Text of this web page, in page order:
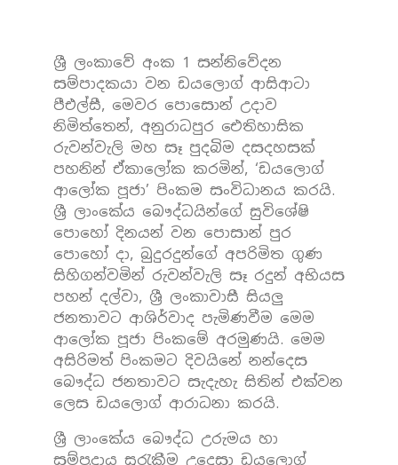
ශ්‍රී ලංකාවේ අංක 1 සන්නිවේදන
සම්පාදකයා වන ඩයලොග් ආසිආටා
පීඑල්සී, මෙවර පොසොන් උදාව
නිමිත්තෙන්, අනුරාධපුර ඓතිහාසික
රුවන්වැලි මහ සෑ පුදබිම දසදහසක්
පහනින් ඒකාලෝක කරමින්, ‘ඩයලොග්
ආලෝක පූජා’ පිංකම සංවිධානය කරයි.
ශ්‍රී ලාංකේය බෞද්ධයින්ගේ සුවිශේෂි
පොහෝ දිනයන් වන පොසාන් පුර
පොහෝ දා, බුදුරදුන්ගේ අපරිමිත ගුණ
සිහිගන්වමින් රුවන්වැලි සෑ රදුන් අභියස
පහන් දල්වා, ශ්‍රී ලංකාවාසී සියලු
ජනතාවට ආශිර්වාද පැමිණවීම මෙම
ආලෝක පූජා පිංකමේ අරමුණයි. මෙම
අසිරිමත් පිංකමට දිවයිනේ නන්දෙස
බෞද්ධ ජනතාවට සැදැහැ සිතින් එක්වන
ලෙස ඩයලොග් ආරාධනා කරයි.
ශ්‍රී ලාංකේය බෞද්ධ උරුමය හා
සම්ප්‍රදාය සුරැකීම උදෙසා ඩයලොග්